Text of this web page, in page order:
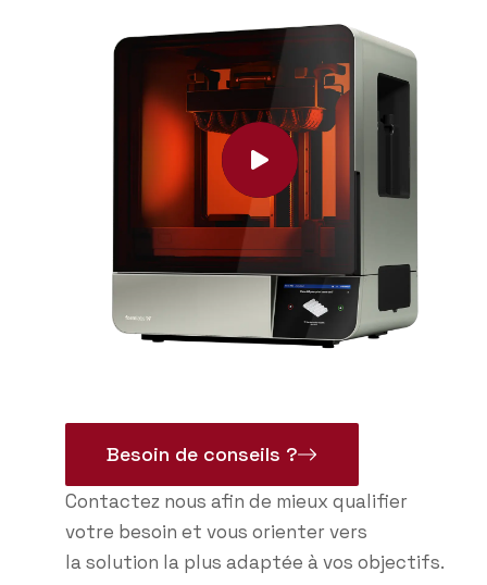
Besoin de conseils ?
Contactez nous afin de mieux qualifier
votre besoin et vous orienter vers
la solution la plus adaptée à vos objectifs.